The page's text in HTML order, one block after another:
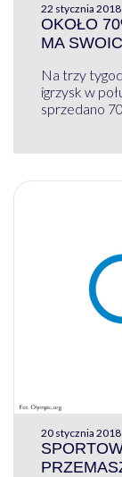
22 stycznia 2018
OKOŁO
MA
Na trzy
igrzysk w
sprzedano
20 stycznia 2018